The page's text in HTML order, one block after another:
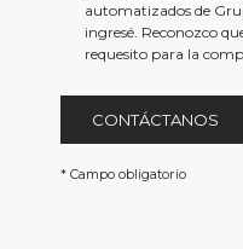
href='/privacy.aspx'
target='_blank'>Aviso
automatizados de
ingresé. Reconozco
requesito para la
CONTÁCTANOS
* Campo obligatorio